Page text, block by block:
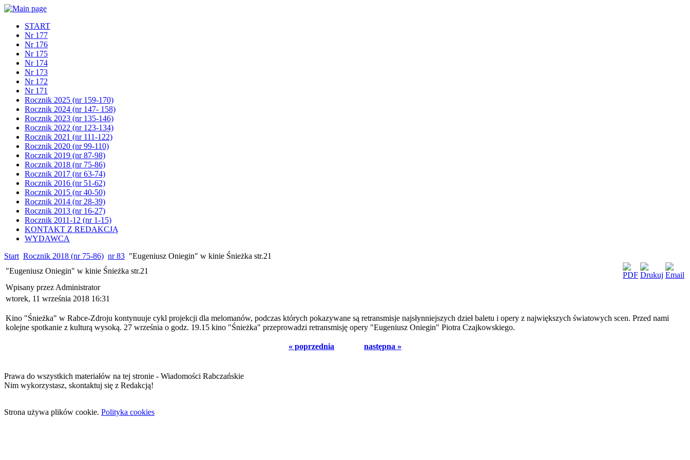
START
Nr 177
Nr 176
Nr 175
Nr 174
Nr 173
Nr 172
Nr 171
Rocznik 2025 (nr 159-170)
Rocznik 2024 (nr 147- 158)
Rocznik 2023 (nr 135-146)
Rocznik 2022 (nr 123-134)
Rocznik 2021 (nr 111-122)
Rocznik 2020 (nr 99-110)
Rocznik 2019 (nr 87-98)
Rocznik 2018 (nr 75-86)
Rocznik 2017 (nr 63-74)
Rocznik 2016 (nr 51-62)
Rocznik 2015 (nr 40-50)
Rocznik 2014 (nr 28-39)
Rocznik 2013 (nr 16-27)
Rocznik 2011-12 (nr 1-15)
KONTAKT Z REDAKCJĄ
WYDAWCA
Start Rocznik 2018 (nr 75-86) nr 83 "Eugeniusz Oniegin" w kinie Śnieżka str.21
"Eugeniusz Oniegin" w kinie Śnieżka str.21
Wpisany przez Administrator
wtorek, 11 września 2018 16:31
Kino "Śnieżka" w Rabce-Zdroju kontynuuje cykl projekcji dla melomanów, podczas których pokazywane są retransmisje najsłynniejszych dzieł baletu i opery z największych światowych scen. Przed nami
kolejne spotkanie z kulturą wysoką. 27 września o godz. 19.15 kino "Śnieżka" przeprowadzi retransmisję opery "Eugeniusz Oniegin" Piotra Czajkowskiego.
« poprzednia następna »
Prawa do wszystkich materiałów na tej stronie - Wiadomości Rabczańskie
Nim wykorzystasz, skontaktuj się z Redakcją!
Strona używa plików cookie. Polityka cookies